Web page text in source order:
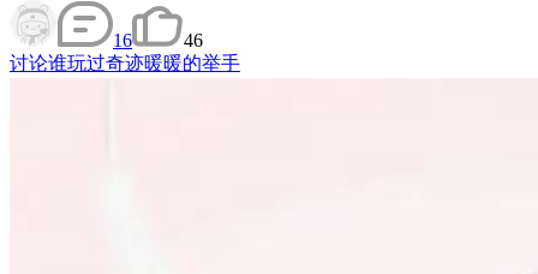
16
46
讨论谁玩过奇迹暖暖的举手